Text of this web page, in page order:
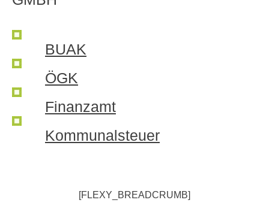
BUAK
ÖGK
Finanzamt
Kommunalsteuer
[FLEXY_BREADCRUMB]